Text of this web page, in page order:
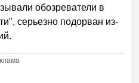
обозреватели в
серьезно подорван из-